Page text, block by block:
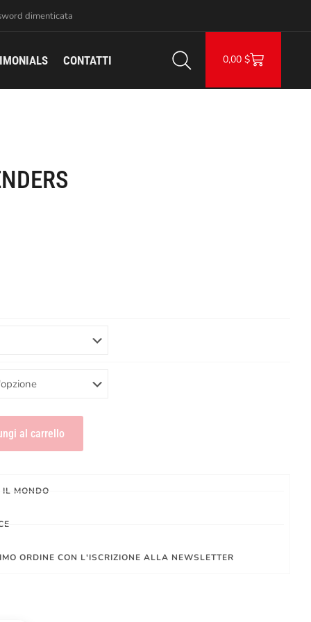
dimenticata
CONTATTI 0,00 $
al carrello
IL MONDO
ORDINE CON L'ISCRIZIONE ALLA NEWSLETTER